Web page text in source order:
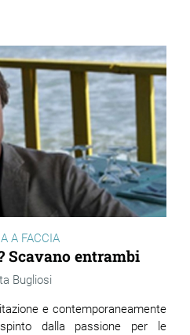
A FACCIA
Scavano entrambi
Bugliosi
e contemporaneamente
dalla passione per le